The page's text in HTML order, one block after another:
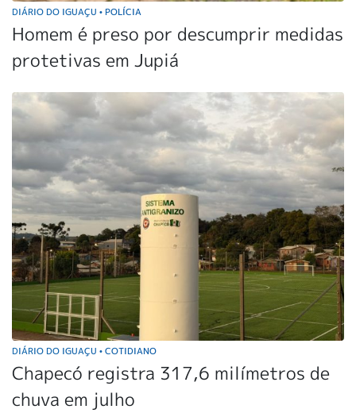
DIÁRIO DO IGUAÇU • POLÍCIA
Homem é preso por descumprir medidas
protetivas em Jupiá
DIÁRIO DO IGUAÇU • COTIDIANO
Chapecó registra 317,6 milímetros de
chuva em julho